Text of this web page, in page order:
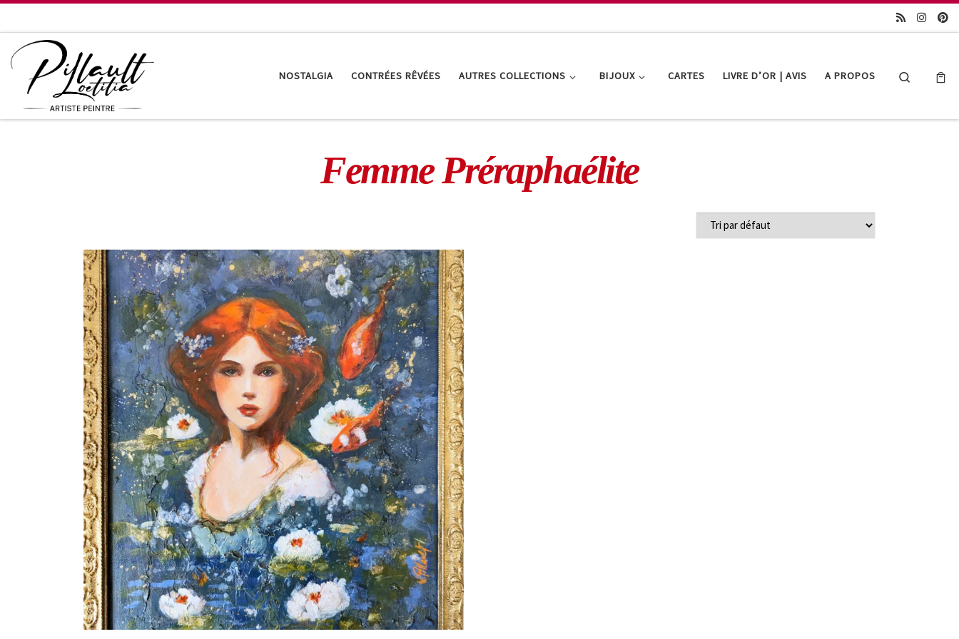
NOSTALGIA CONTRÉES RÊVÉES AUTRES COLLECTIONS BIJOUX CARTES LIVRE D’OR | AVIS A PROPOS Search
Femme Préraphaélite